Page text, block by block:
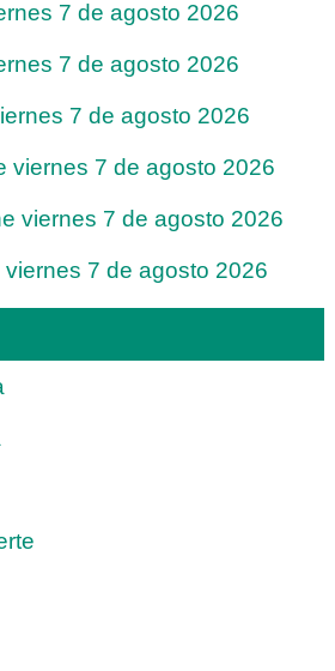
7 de agosto 2026
7 de agosto 2026
7 de agosto 2026
viernes 7 de agosto 2026
viernes 7 de agosto 2026
7 de agosto 2026